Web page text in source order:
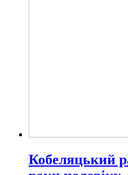
Кобеляцький